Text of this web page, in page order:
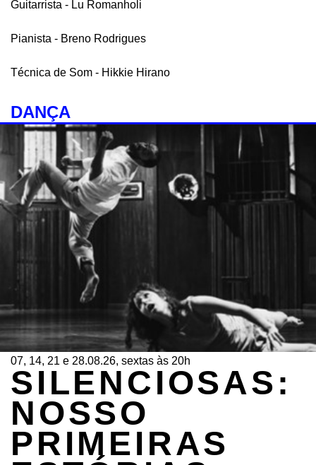
Guitarrista - Lu Romanholi
Pianista - Breno Rodrigues
Técnica de Som - Hikkie Hirano
DANÇA
07, 14, 21 e 28.08.26, sextas às 20h
SILENCIOSAS:
NOSSO
PRIMEIRAS